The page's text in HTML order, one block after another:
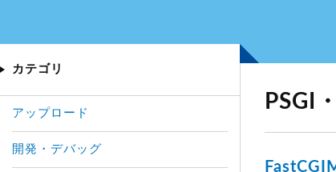
PSGI
カテゴリ
アップロード
開発・デバッグ